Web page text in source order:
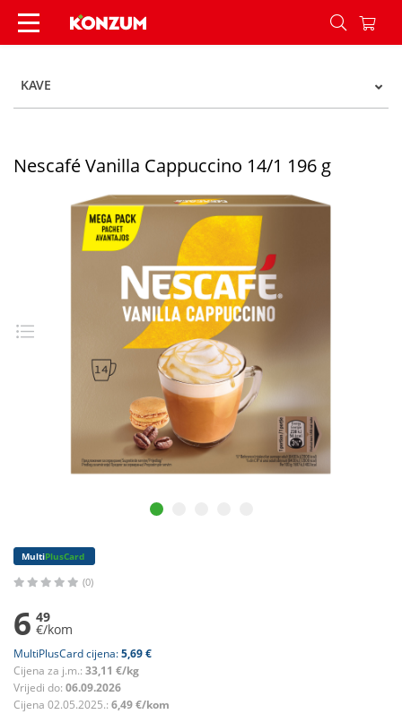
Nescafé Vanilla Cappuccino 14/1 196 g - Konzum
KAVE
Nescafé Vanilla Cappuccino 14/1 196 g
MultiPlusCard
(0)
6 49
€/kom
MultiPlusCard cijena:5,69 €
Cijena za j.m.: 33,11 €/kg
Vrijedi do: 06.09.2026
Cijena 02.05.2025.: 6,49 €/kom